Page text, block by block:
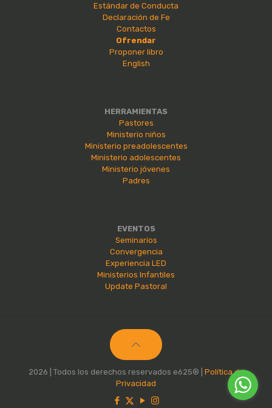
Estándar de Conducta
Declaración de Fe
Contactos
Ofrendar
Proponer libro
English
HERRAMIENTAS
Pastores
Ministerio niños
Ministerio preadolescentes
Ministerio adolescentes
Ministerio jóvenes
Padres
EVENTOS
Seminarios
Convergencia
Experiencia LED
Ministerios Infantiles
Update Pastoral
2026 | Todos los derechos reservados e625® | Política de
Privacidad